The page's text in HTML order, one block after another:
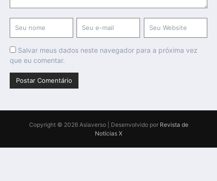
Salvar meus dados neste navegador para a próxima vez
que eu comentar.
Copyright © 2026 Asiaverso | Desenvolvido por Revista de
Notícias X